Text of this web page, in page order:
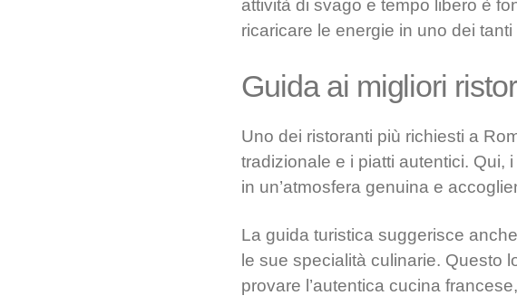
attività di svago e tempo libero è
ricaricare le energie in uno dei
Guida ai migliori
Uno dei ristoranti più richiesti a
tradizionale e i piatti autentici. Qui,
in un’atmosfera genuina e
La guida turistica suggerisce
le sue specialità culinarie. Questo
provare l’autentica cucina